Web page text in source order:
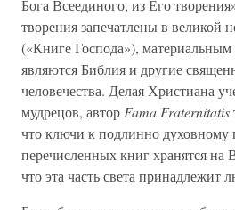
Бога Всеединого, из Его
творения запечатлены в великой
(«Книге Господа»),
являются Библия и другие
человечества. Делая Христиана
мудрецов, автор Fama Fraternitatis
что ключи к подлинно
перечисленных книг хранятся на
что эта часть света принадлежит